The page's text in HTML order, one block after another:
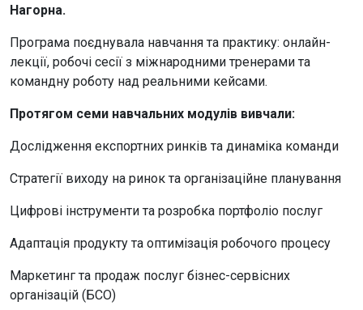
Нагорна.
Програма поєднувала навчання та практику: онлайн-
лекції, робочі сесії з міжнародними тренерами та
командну роботу над реальними кейсами.
Протягом семи навчальних модулів вивчали:
Дослідження експортних ринків та динаміка команди
Стратегії виходу на ринок та організаційне планування
Цифрові інструменти та розробка портфоліо послуг
Адаптація продукту та оптимізація робочого процесу
Маркетинг та продаж послуг бізнес-сервісних
організацій (БСО)